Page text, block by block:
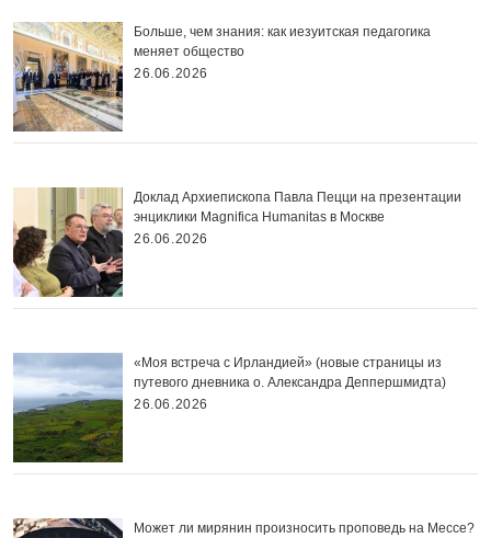
Больше, чем знания: как иезуитская педагогика
меняет общество
26.06.2026
Доклад Архиепископа Павла Пецци на презентации
энциклики Magnifica Нumanitas в Москве
26.06.2026
«Моя встреча с Ирландией» (новые страницы из
путевого дневника о. Александра Деппершмидта)
26.06.2026
Может ли мирянин произносить проповедь на Мессе?